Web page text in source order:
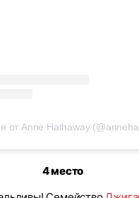
от Anne Hathaway
4 место